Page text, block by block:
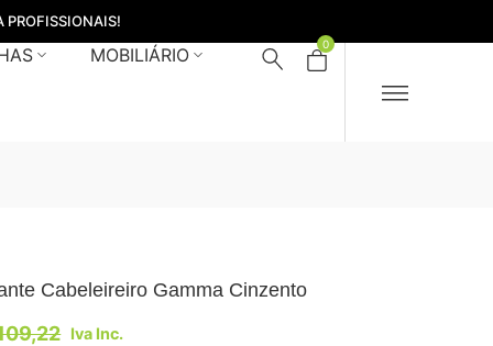
PROFISSIONAIS!
MOBILIÁRIO 0
Cabeleireiro Gamma Cinzento
Iva Inc.